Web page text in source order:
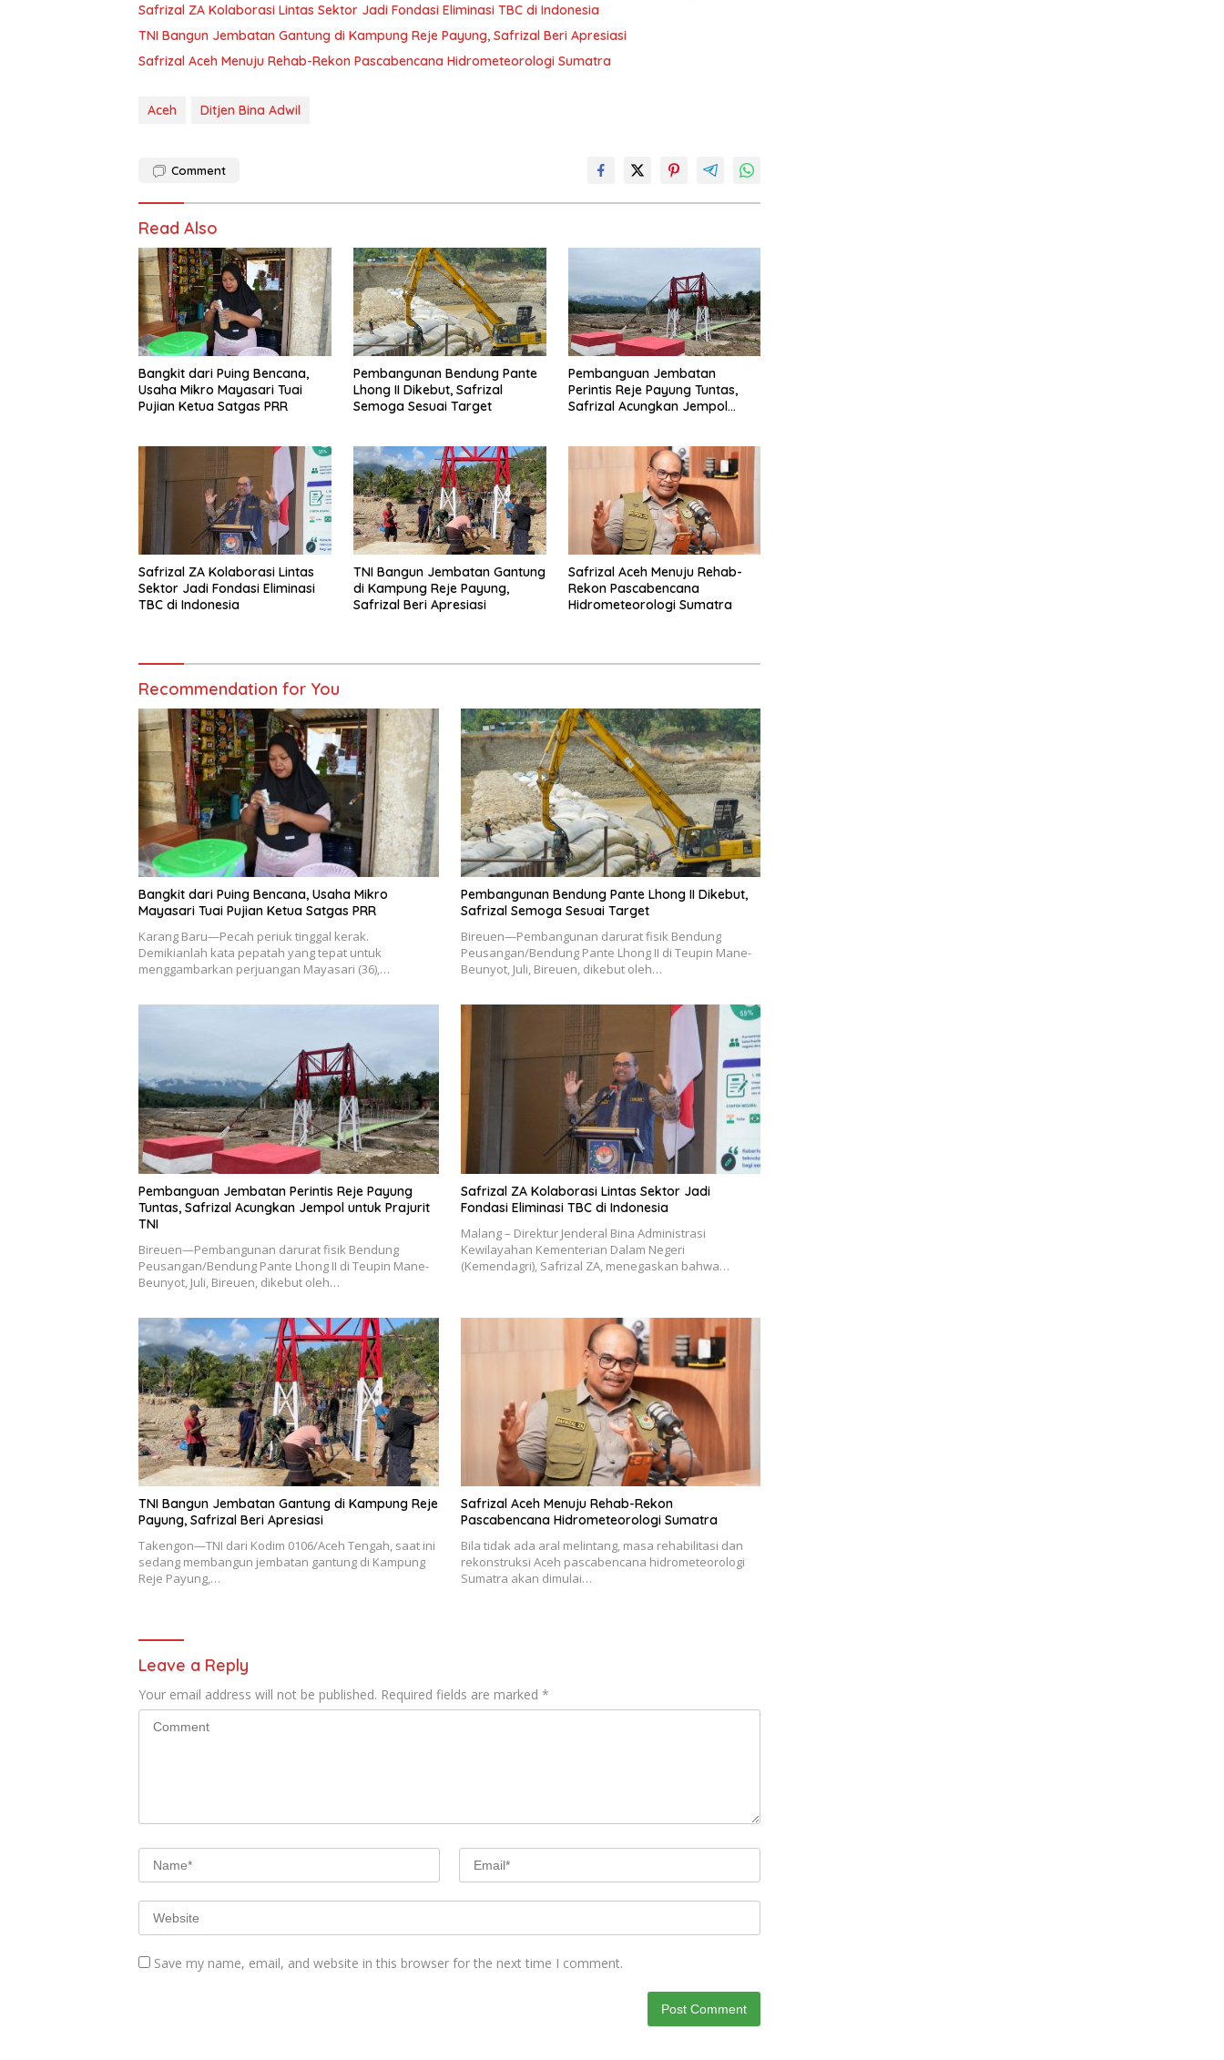
Safrizal ZA Kolaborasi Lintas Sektor Jadi Fondasi Eliminasi TBC di Indonesia
TNI Bangun Jembatan Gantung di Kampung Reje Payung, Safrizal Beri Apresiasi
Safrizal Aceh Menuju Rehab-Rekon Pascabencana Hidrometeorologi Sumatra
Aceh Ditjen Bina Adwil
Comment
Read Also
Bangkit dari Puing Bencana,
Usaha Mikro Mayasari Tuai
Pujian Ketua Satgas PRR
Pembangunan Bendung Pante
Lhong II Dikebut, Safrizal
Semoga Sesuai Target
Pembanguan Jembatan
Perintis Reje Payung Tuntas,
Safrizal Acungkan Jempol
Safrizal ZA Kolaborasi Lintas
Sektor Jadi Fondasi Eliminasi
TBC di Indonesia
TNI Bangun Jembatan Gantung
di Kampung Reje Payung,
Safrizal Beri Apresiasi
Safrizal Aceh Menuju Rehab-
Rekon Pascabencana
Hidrometeorologi Sumatra
Recommendation for You
Bangkit dari Puing Bencana, Usaha Mikro
Mayasari Tuai Pujian Ketua Satgas PRR
Karang Baru—Pecah periuk tinggal kerak.
Demikianlah kata pepatah yang tepat untuk
menggambarkan perjuangan Mayasari (36),…
Pembangunan Bendung Pante Lhong II Dikebut,
Safrizal Semoga Sesuai Target
Bireuen—Pembangunan darurat fisik Bendung
Peusangan/Bendung Pante Lhong II di Teupin Mane-
Beunyot, Juli, Bireuen, dikebut oleh…
Pembanguan Jembatan Perintis Reje Payung
Tuntas, Safrizal Acungkan Jempol untuk Prajurit
TNI
Bireuen—Pembangunan darurat fisik Bendung
Peusangan/Bendung Pante Lhong II di Teupin Mane-
Beunyot, Juli, Bireuen, dikebut oleh…
Safrizal ZA Kolaborasi Lintas Sektor Jadi
Fondasi Eliminasi TBC di Indonesia
Malang – Direktur Jenderal Bina Administrasi
Kewilayahan Kementerian Dalam Negeri
(Kemendagri), Safrizal ZA, menegaskan bahwa…
TNI Bangun Jembatan Gantung di Kampung Reje
Payung, Safrizal Beri Apresiasi
Takengon—TNI dari Kodim 0106/Aceh Tengah, saat ini
sedang membangun jembatan gantung di Kampung
Reje Payung,…
Safrizal Aceh Menuju Rehab-Rekon
Pascabencana Hidrometeorologi Sumatra
Bila tidak ada aral melintang, masa rehabilitasi dan
rekonstruksi Aceh pascabencana hidrometeorologi
Sumatra akan dimulai…
Leave a Reply
Your email address will not be published. Required fields are marked *
Save my name, email, and website in this browser for the next time I comment.